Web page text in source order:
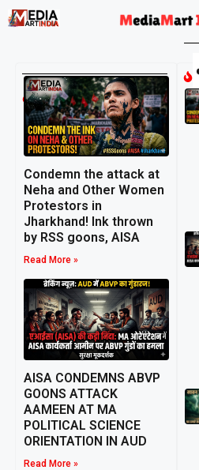
Umashankar
Singh
Condemn the attack at
Neha and Other Women
Protestors in
Jharkhand! Ink thrown
by RSS goons, AISA
Read More »
AISA CONDEMNS ABVP
GOONS ATTACK
AAMEEN AT MA
POLITICAL SCIENCE
ORIENTATION IN AUD
Read More »